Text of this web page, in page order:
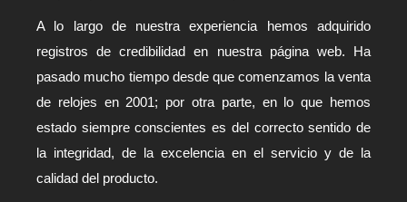
A lo largo de nuestra experiencia hemos adquirido
registros de credibilidad en nuestra página web. Ha
pasado mucho tiempo desde que comenzamos la venta
de relojes en 2001; por otra parte, en lo que hemos
estado siempre conscientes es del correcto sentido de
la integridad, de la excelencia en el servicio y de la
calidad del producto.